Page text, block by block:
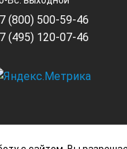
(800) 500-59-46
(495) 120-07-46
Политика